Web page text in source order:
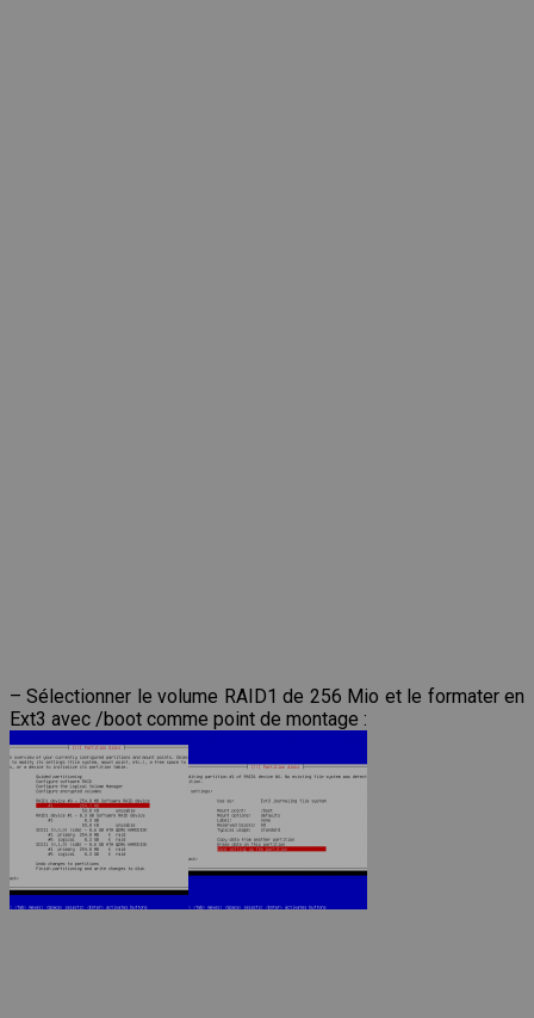
– Sélectionner le volume RAID1 de 256 Mio et le formater en
Ext3 avec /boot comme point de montage :